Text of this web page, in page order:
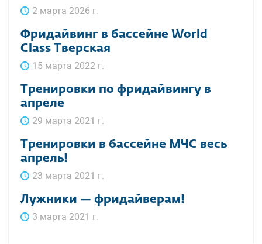
2 марта 2026 г.
Фридайвинг в бассейне World
Class Тверская
15 марта 2022 г.
Тренировки по фридайвингу в
апреле
29 марта 2021 г.
Тренировки в бассейне МЧС весь
апрель!
23 марта 2021 г.
Лужники — фридайверам!
3 марта 2021 г.